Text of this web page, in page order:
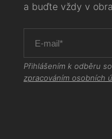
a buďte vždy v
Přihlášením k odběru
zpracováním osobních